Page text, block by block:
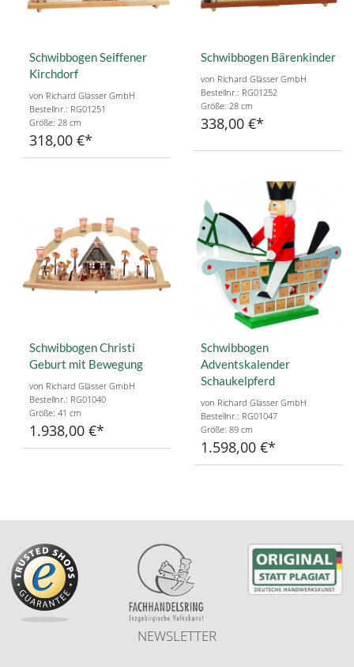
Schwibbogen Seiffener
Kirchdorf
von Richard Glässer GmbH
Bestellnr.: RG01251
Größe: 28 cm
318,00 €
Schwibbogen Bärenkinder
von Richard Glässer GmbH
Bestellnr.: RG01252
Größe: 28 cm
338,00 €
Schwibbogen Christi
Geburt mit Bewegung
von Richard Glässer GmbH
Bestellnr.: RG01040
Größe: 41 cm
1.938,00 €
Schwibbogen
Adventskalender
Schaukelpferd
von Richard Glässer GmbH
Bestellnr.: RG01047
Größe: 89 cm
1.598,00 €
NEWSLETTER